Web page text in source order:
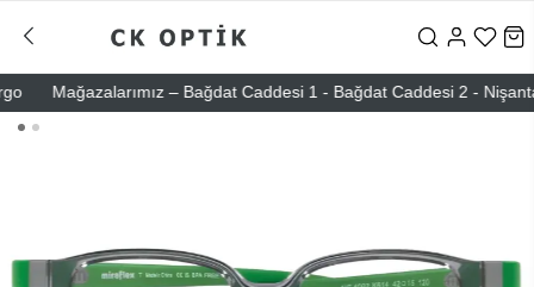
Mağazalarımız – Bağdat Caddesi 1 - Bağdat Caddesi 2 -